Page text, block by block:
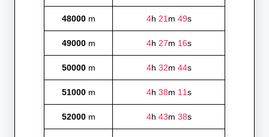
48000m 4h 21m 49s
49000m 4h 27m 16s
50000m 4h 32m 44s
51000m 4h 38m 11s
52000m 4h 43m 38s